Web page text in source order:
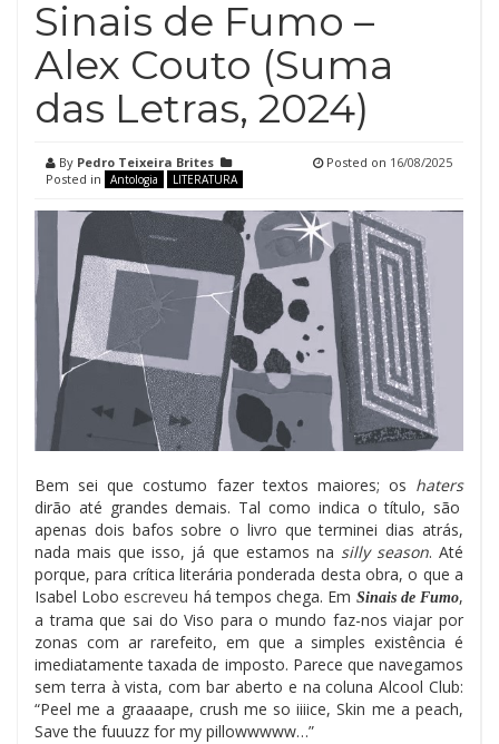
Sinais de Fumo –
Alex Couto (Suma
das Letras, 2024)
By Pedro Teixeira Brites
Posted in
Antologia LITERATURA
Posted on 16/08/2025
Bem sei que costumo fazer textos maiores; os haters
dirão até grandes demais. Tal como indica o título, são
apenas dois bafos sobre o livro que terminei dias atrás,
nada mais que isso, já que estamos na silly season. Até
porque, para crítica literária ponderada desta obra, o que a
Isabel Loboescreveu há tempos chega. Em Sinais de Fumo,
a trama que sai do Viso para o mundo faz-nos viajar por
zonas com ar rarefeito, em que a simples existência é
imediatamente taxada de imposto. Parece que navegamos
sem terra à vista, com bar aberto e na coluna Alcool Club:
“Peel me a graaaape, crush me so iiiice, Skin me a peach,
Save the fuuuzz for my pillowwwww…”